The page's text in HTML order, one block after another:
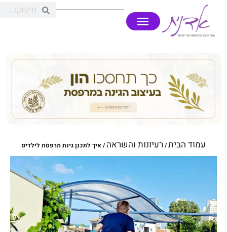
עמוד הבית/רעיונות והשראה/ איך לתכנן גינת מרפסת לילדים